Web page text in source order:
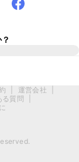
運営会社
る質問